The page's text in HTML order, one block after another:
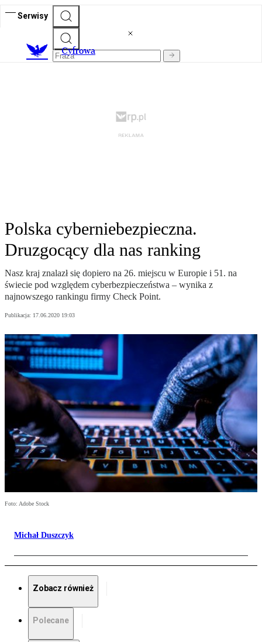
Serwisy
Cyfrowa
Polska cyberniebezpieczna.
Druzgocący dla nas ranking
Nasz kraj znalazł się dopiero na 26. miejscu w Europie i 51. na
świecie pod względem cyberbezpieczeństwa – wynika z
najnowszego rankingu firmy Check Point.
Publikacja: 17.06.2020 19:03
Foto: Adobe Stock
Michał Duszczyk
Zobacz również
Polecane